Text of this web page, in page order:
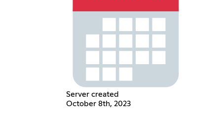
Server created
October 8th, 2023